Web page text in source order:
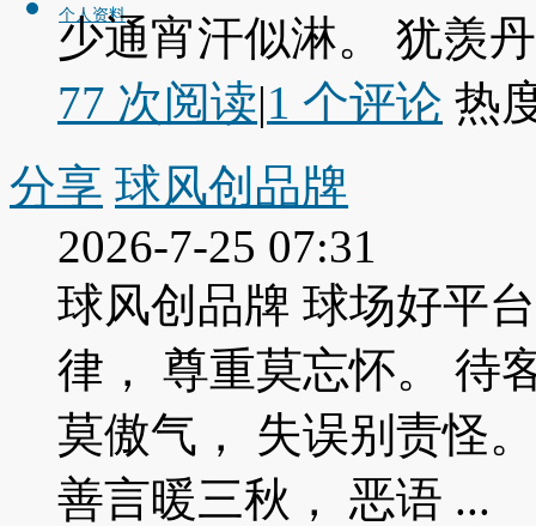
个人资料
少通宵汗似淋。 犹羡
77 次阅读|1 个评论 热
分享 球风创品牌
2026-7-25 07:31
球风创品牌 球场好平
律， 尊重莫忘怀。 待
莫傲气， 失误别责怪
善言暖三秋， 恶语 ...